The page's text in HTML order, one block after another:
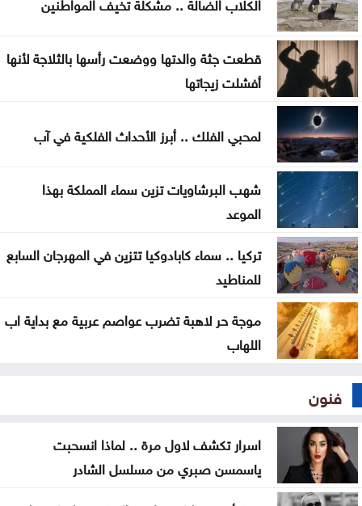
هرمز
قطعت جثة والدتها ووضعت رأسها بالثلاجة لأنها
أفشلت زيجاتها
لمحبي الفلك .. أبرز الأحداث الفلكية في آب
شهب البرشاويات تزين سماء المملكة بهذا
الموعد
تركيا .. سماء كابادوكيا تتزين في المهرجان السابع
للمناطيد
موجة حر لاهبة تضرب عواصم عربية مع بداية اب
اللهاب
فنون
اسرار تكشف لاول مرة .. لماذا انسحبت
ياسمسن صبري من مسلسل الشادر